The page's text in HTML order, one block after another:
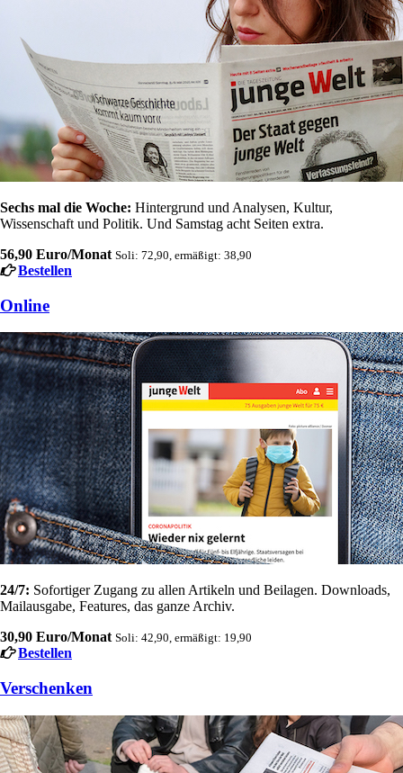
Sechs mal die Woche: Hintergrund und Analysen, Kultur,
Wissenschaft und Politik. Und Samstag acht Seiten extra.
56,90 Euro/Monat Soli: 72,90, ermäßigt: 38,90
Bestellen
Online
24/7: Sofortiger Zugang zu allen Artikeln und Beilagen. Downloads,
Mailausgabe, Features, das ganze Archiv.
30,90 Euro/Monat Soli: 42,90, ermäßigt: 19,90
Bestellen
Verschenken